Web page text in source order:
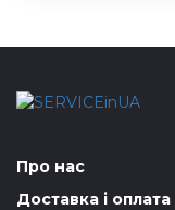
Про нас
Доставка і оплата